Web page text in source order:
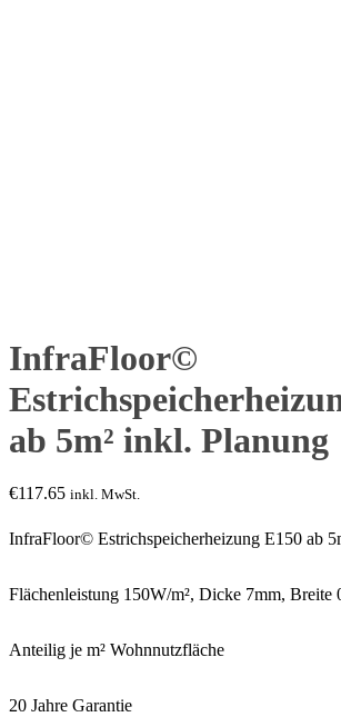
InfraFloor©
ab 5m² inkl. Planung
€117.65 inkl. MwSt.
InfraFloor© Estrichspeicherheizung E150 ab
Flächenleistung 150W/m², Dicke 7mm, Breite
Anteilig je m² Wohnnutzfläche
20 Jahre Garantie